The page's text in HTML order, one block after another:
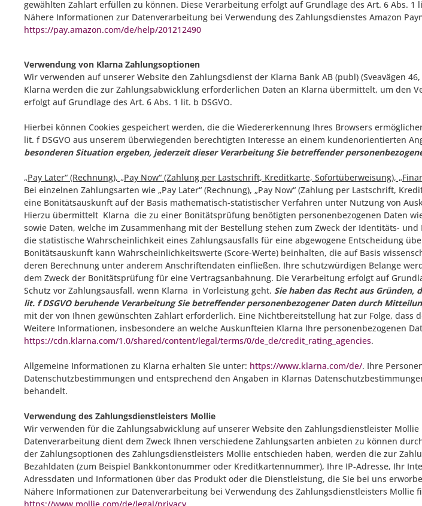
gewählten Zahlart erfüllen zu können. Diese Verarbeitung erfolgt auf Grundlage des Art. 6 Abs. 1
Nähere Informationen zur Datenverarbeitung bei Verwendung des Zahlungsdienstes Amazon
https://pay.amazon.com/de/help/201212490
Verwendung von Klarna Zahlungsoptionen
Wir verwenden auf unserer Website den Zahlungsdienst der Klarna Bank AB (publ) (Sveavägen
Klarna werden die zur Zahlungsabwicklung erforderlichen Daten an Klarna übermittelt, um den
erfolgt auf Grundlage des Art. 6 Abs. 1 lit. b DSGVO.
Hierbei können Cookies gespeichert werden, die die Wiedererkennung Ihres Browsers
lit. f DSGVO aus unserem überwiegenden berechtigten Interesse an einem kundenorientierten
besonderen Situation ergeben, jederzeit dieser Verarbeitung Sie betreffender
„Pay Later“ (Rechnung), „Pay Now“ (Zahlung per Lastschrift, Kreditkarte, Sofortüberweisung),
Bei einzelnen Zahlungsarten wie „Pay Later“ (Rechnung), „Pay Now“ (Zahlung per Lastschrift,
eine Bonitätsauskunft auf der Basis mathematisch-statistischer Verfahren unter Nutzung von
Hierzu übermittelt Klarna die zu einer Bonitätsprüfung benötigten personenbezogenen Daten
sowie Daten, welche im Zusammenhang mit der Bestellung stehen zum Zweck der Identitäts-
die statistische Wahrscheinlichkeit eines Zahlungsausfalls für eine abgewogene Entscheidung
Bonitätsauskunft kann Wahrscheinlichkeitswerte (Score-Werte) beinhalten, die auf Basis
deren Berechnung unter anderem Anschriftendaten einfließen. Ihre schutzwürdigen Belange
dem Zweck der Bonitätsprüfung für eine Vertragsanbahnung. Die Verarbeitung erfolgt auf
Schutz vor Zahlungsausfall, wenn Klarna in Vorleistung geht. Sie haben das Recht aus
lit. f DSGVO beruhende Verarbeitung Sie betreffender personenbezogener Daten durch
mit der von Ihnen gewünschten Zahlart erforderlich. Eine Nichtbereitstellung hat zur Folge,
Weitere Informationen, insbesondere an welche Auskunfteien Klarna Ihre personenbezogenen
https://cdn.klarna.com/1.0/shared/content/legal/terms/0/de_de/credit_rating_agencies.
Allgemeine Informationen zu Klarna erhalten Sie unter: https://www.klarna.com/de/. Ihre
Datenschutzbestimmungen und entsprechend den Angaben in Klarnas
behandelt.
Verwendung des Zahlungsdienstleisters Mollie
Wir verwenden für die Zahlungsabwicklung auf unserer Website den Zahlungsdienstleister Mollie
Datenverarbeitung dient dem Zweck Ihnen verschiedene Zahlungsarten anbieten zu können
der Zahlungsoptionen des Zahlungsdienstleisters Mollie entschieden haben, werden die zur
Bezahldaten (zum Beispiel Bankkontonummer oder Kreditkartennummer), Ihre IP-Adresse, Ihr
Adressdaten und Informationen über das Produkt oder die Dienstleistung, die Sie bei uns
Nähere Informationen zur Datenverarbeitung bei Verwendung des Zahlungsdienstleisters Mollie